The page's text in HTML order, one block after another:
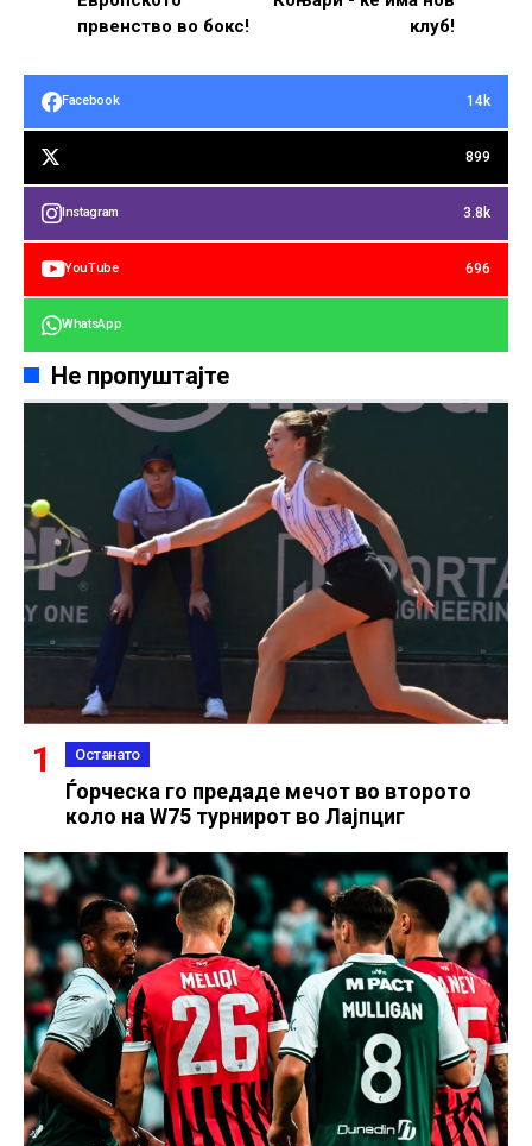
првенство во бокс!
клуб!
Facebook 14k
899
Instagram 3.8k
YouTube 696
WhatsApp
Не пропуштајте
Останато
Ѓорческа го предаде мечот во второто
коло на W75 турнирот во Лајпциг